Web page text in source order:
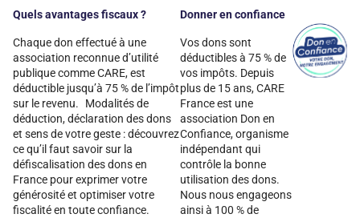
Quels avantages fiscaux ?
Chaque don effectué à une
association reconnue d’utilité
publique comme CARE, est
déductible jusqu’à 75 % de l’impôt
sur le revenu. Modalités de
déduction, déclaration des dons
et sens de votre geste : découvrez
ce qu’il faut savoir sur la
défiscalisation des dons en
France pour exprimer votre
générosité et optimiser votre
fiscalité en toute confiance.
Donner en confiance
Vos dons sont
déductibles à 75 % de
vos impôts. Depuis
plus de 15 ans, CARE
France est une
association Don en
Confiance, organisme
indépendant qui
contrôle la bonne
utilisation des dons.
Nous nous engageons
ainsi à 100 % de